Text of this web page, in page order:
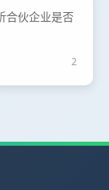
合伙企业是否
2